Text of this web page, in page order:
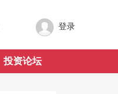
登录
投资论坛